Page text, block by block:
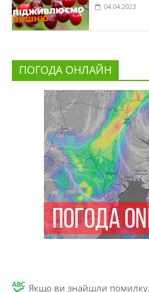
04.04.2023
ПОГОДА ОНЛАЙН
Якщо ви знайшли помилку,